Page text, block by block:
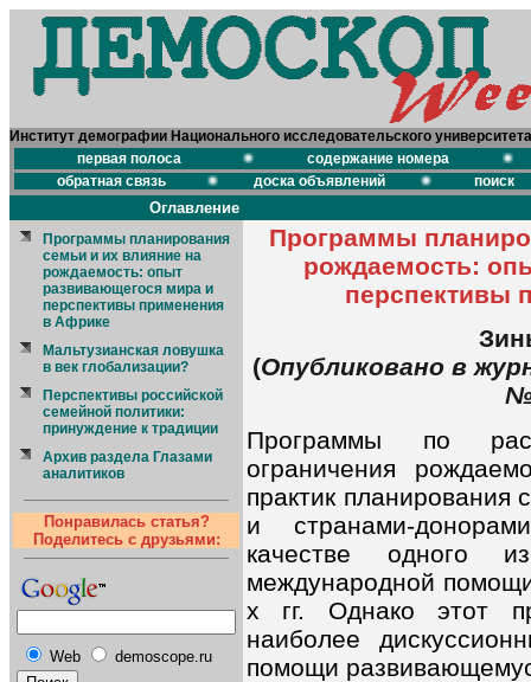
Институт демографии Национального исследовательского
первая полоса
содержание номера
обратная связь
доска объявлений поиск
Оглавление
Программы планирования
семьи и их влияние на
рождаемость: опыт
развивающегося мира и
перспективы применения
в Африке
Мальтузианская ловушка
в век глобализации?
Перспективы российской
семейной политики:
принуждение к традиции
Архив раздела Глазами
аналитиков
Понравилась статья?
Поделитесь с друзьями:
Web demoscope.ru
Программы
рождаемость:
перспективы
(Опубликовано в
Программы по
ограничения
практик планирования
и странами-
качестве одного
международной
х гг. Однако этот
наиболее
помощи